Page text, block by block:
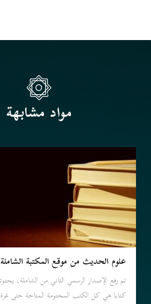
مواد مشابهة
علوم الحديث من موقع المكتبة الشاملة